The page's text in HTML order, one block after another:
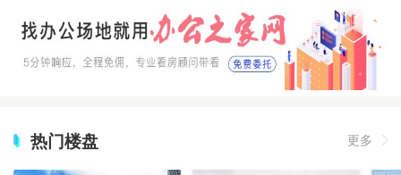
热门楼盘 更多